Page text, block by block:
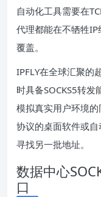
自动化工具需要在
代理都能在不牺牲
覆盖。
IPFLY在全球汇聚的
时具备SOCKS5转发
模拟真实用户环境的
协议的桌面软件或
寻找另一批地址。
数据中心
口